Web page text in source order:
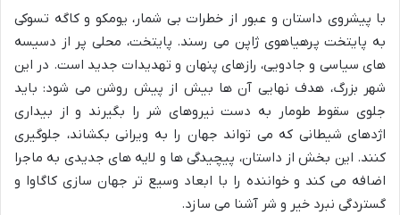
با پیشروی داستان و عبور از خطرات بی شمار، یومکو و کاگه تسوکی
به پایتخت پرهیاهوی ژاپن می رسند. پایتخت، محلی پر از دسیسه
های سیاسی و جادویی، رازهای پنهان و تهدیدات جدید است. در این
شهر بزرگ، هدف نهایی آن ها بیش از پیش روشن می شود: باید
جلوی سقوط طومار به دست نیروهای شر را بگیرند و از بیداری
اژدهای شیطانی که می تواند جهان را به ویرانی بکشاند، جلوگیری
کنند. این بخش از داستان، پیچیدگی ها و لایه های جدیدی به ماجرا
اضافه می کند و خواننده را با ابعاد وسیع تر جهان سازی کاگاوا و
گستردگی نبرد خیر و شر آشنا می سازد.